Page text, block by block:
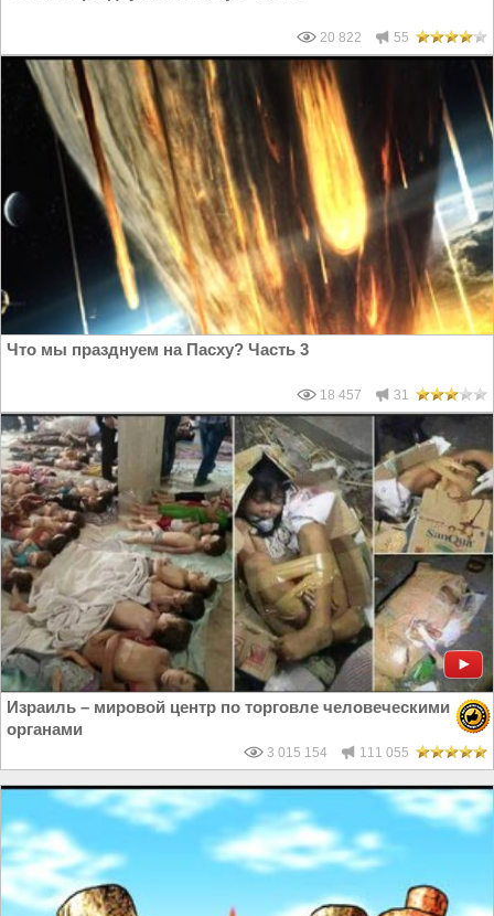
20 822 55
Что мы празднуем на Пасху? Часть 3
18 457 31
Израиль – мировой центр по торговле человеческими
органами
3 015 154 111 055